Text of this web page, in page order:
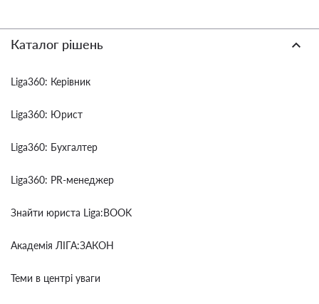
Каталог рішень
Liga360: Керівник
Liga360: Юрист
Liga360: Бухгалтер
Liga360: PR-менеджер
Знайти юриста Liga:BOOK
Академія ЛІГА:ЗАКОН
Теми в центрі уваги